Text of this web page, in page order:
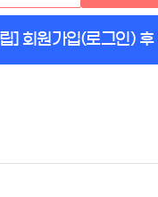
] 회원가입(로그인) 후